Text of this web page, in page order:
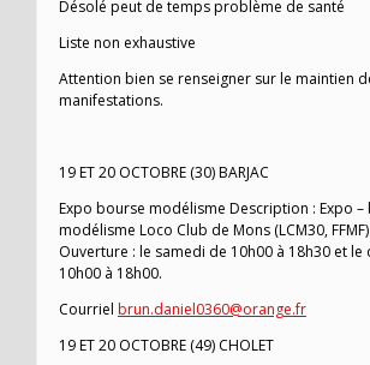
Désolé peut de temps problème de santé
Liste non exhaustive
Attention bien se renseigner sur le maintien
manifestations.
19 ET 20 OCTOBRE (30) BARJAC
Expo bourse modélisme Description : Expo –
modélisme Loco Club de Mons (LCM30, FFMF)
Ouverture : le samedi de 10h00 à 18h30 et le
10h00 à 18h00.
Courriel brun.daniel0360@orange.fr
19 ET 20 OCTOBRE (49) CHOLET